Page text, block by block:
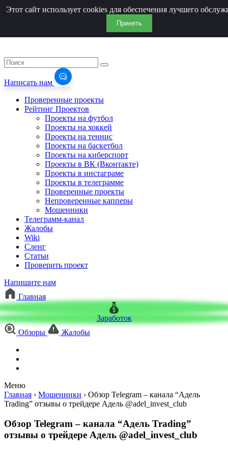
Написать нам
Проверенные проекты
Рейтинг Проектов
Проекты на футбол
Проекты на хоккей
Проекты на теннис
Проекты на баскетбол
Проекты на киберспорт
Проекты в ВК (Вконтакте)
Проекты в инстаграме
Проекты в телеграмме
Проверенные проекты
Непроверенные капперы
Мошенники
Телеграмм-канал
Жалобы
Wiki
Сленг
Статьи
Проверить проект
Напишите нам
Главная
Заработок
Обзоры
Жалобы
Меню
Этот сайт использует cookies для обеспечения лучшего
Принять
Главная › Мошенники › Обзор Telegram – канала “Адель
Trading” отзывы о трейдере Адель @adel_invest_club
Обзор Telegram – канала “Адель Trading”
отзывы о трейдере Адель @adel_invest_club